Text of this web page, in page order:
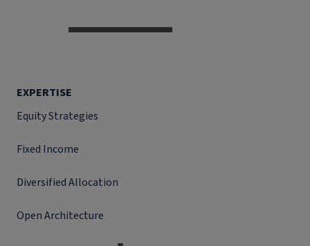
EXPERTISE
Equity Strategies
Fixed Income
Diversified Allocation
Open Architecture